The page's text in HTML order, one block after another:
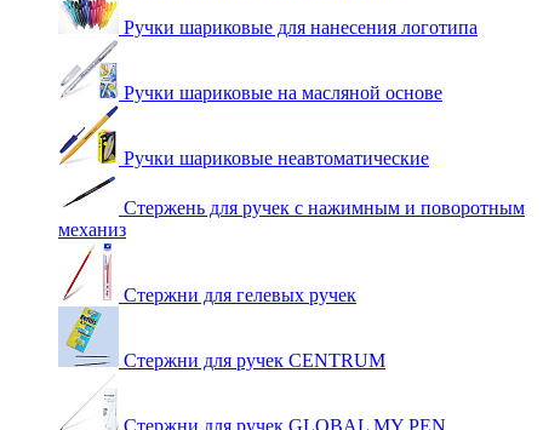
Ручки шариковые для нанесения логотипа
Ручки шариковые на масляной основе
Ручки шариковые неавтоматические
Стержень для ручек с нажимным и поворотным
механиз
Стержни для гелевых ручек
Стержни для ручек CENTRUM
Стержни для ручек GLOBAL MY PEN